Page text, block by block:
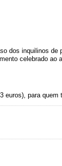
dos inquilinos de
celebrado
euros), para